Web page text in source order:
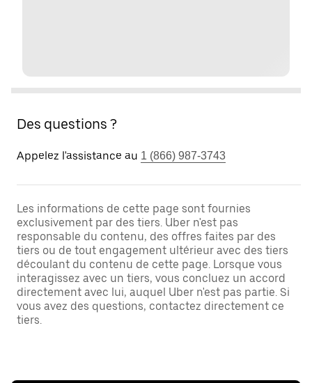
Des questions ?
Appelez l'assistance au 1 (866) 987-3743
Les informations de cette page sont fournies
exclusivement par des tiers. Uber n'est pas
responsable du contenu, des offres faites par des
tiers ou de tout engagement ultérieur avec des tiers
découlant du contenu de cette page. Lorsque vous
interagissez avec un tiers, vous concluez un accord
directement avec lui, auquel Uber n'est pas partie. Si
vous avez des questions, contactez directement ce
tiers.